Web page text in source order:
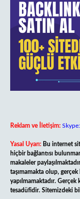
Reklam ve İletişim:
Yasal Uyarı: Bu internet
hiçbir bağlantısı
makaleler
taşımamakta olup,
yapılmamaktadır.
tesadüfidir. Sitemizdeki